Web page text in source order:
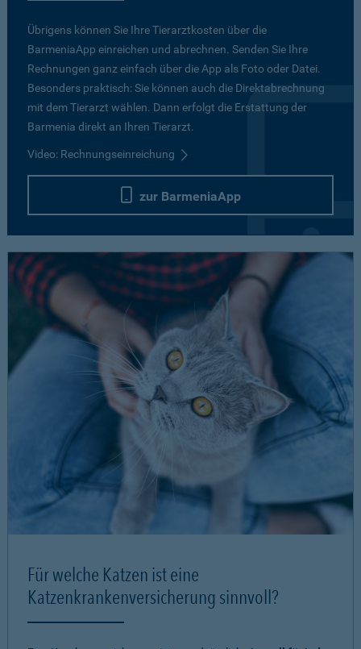
Übrigens können Sie Ihre Tierarztkosten über die
BarmeniaApp einreichen und abrechnen. Senden Sie Ihre
Rechnungen ganz einfach über die App als Foto oder Datei.
Besonders praktisch: Sie können auch die Direktabrechnung
mit dem Tierarzt wählen. Dann erfolgt die Erstattung der
Barmenia direkt an Ihren Tierarzt.
Video: Rechnungseinreichung
zur BarmeniaApp
Für welche Katzen ist eine
Katzenkrankenversicherung sinnvoll?